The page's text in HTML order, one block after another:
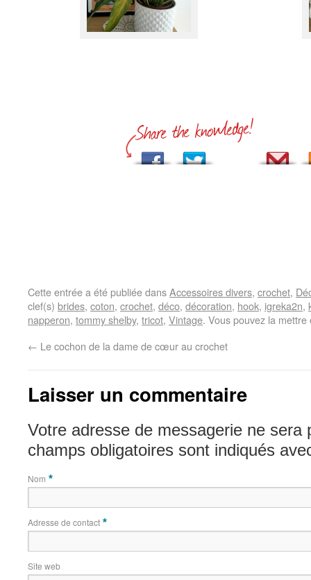
Cette entrée a été publiée dansAccessoires divers, crochet,
clef(s) brides, coton, crochet, déco, décoration, hook, igreka2n,
napperon, tommy shelby, tricot, Vintage. Vous pouvez la
← Le cochon de la dame de cœur au crochet
Laisser un commentaire
Votre adresse de messagerie ne sera
champs obligatoires sont indiqués
Nom *
Adresse de contact *
Site web